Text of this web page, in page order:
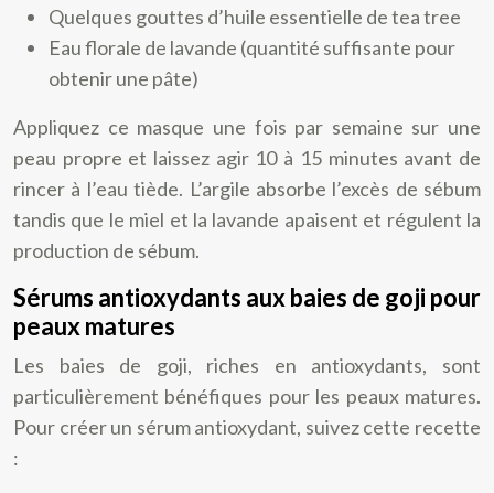
Quelques gouttes d’huile essentielle de tea tree
Eau florale de lavande (quantité suffisante pour
obtenir une pâte)
Appliquez ce masque une fois par semaine sur une
peau propre et laissez agir 10 à 15 minutes avant de
rincer à l’eau tiède. L’argile absorbe l’excès de sébum
tandis que le miel et la lavande apaisent et régulent la
production de sébum.
Sérums antioxydants aux baies de goji pour
peaux matures
Les baies de goji, riches en antioxydants, sont
particulièrement bénéfiques pour les peaux matures.
Pour créer un sérum antioxydant, suivez cette recette
: